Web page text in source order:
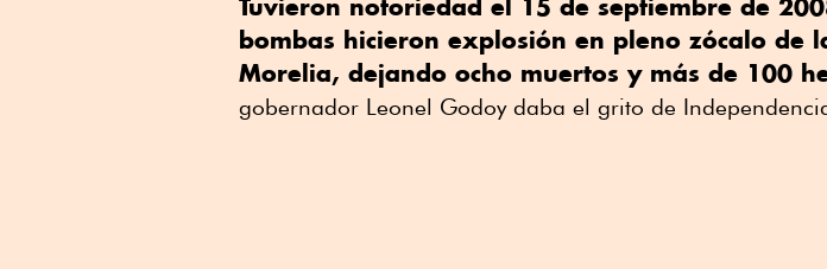
Tuvieron notoriedad el 15 de septiembre de
bombas hicieron explosión en pleno zócalo de
Morelia, dejando ocho muertos y más de 100
gobernador Leonel Godoy daba el grito de